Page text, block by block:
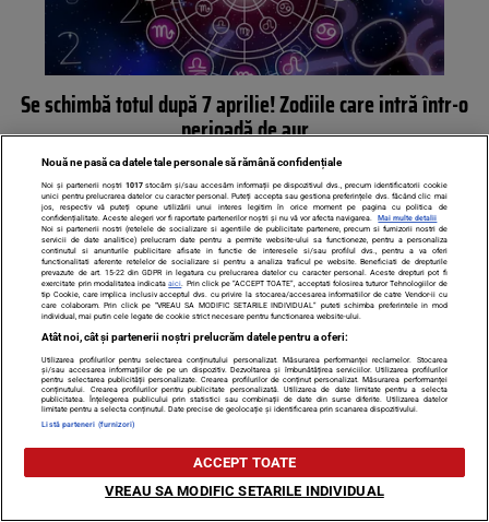
Se schimbă totul după 7 aprilie! Zodiile care intră într-o
perioadă de aur
Cartea de Tarot de azi, 3 aprilie 2026. Cartea Soarelui, cel
mai puternic semn. Ce înseamnă pentru tine?
Nouă ne pasă ca datele tale personale să rămână confidențiale
Noi și partenerii noștri 1017stocăm și/sau accesăm informații pe dispozitivul dvs., precum identificatorii cookie
unici pentru prelucrarea datelor cu caracter personal. Puteți accepta sau gestiona preferințele dvs. făcând clic mai
jos, respectiv vă puteți opune utilizării unui interes legitim în orice moment pe pagina cu politica de
confidențialitate. Aceste alegeri vor fi raportate partenerilor noștri și nu vă vor afecta navigarea.
Mai multe detalii
Noi si partenerii nostri (retelele de socializare si agentiile de publicitate partenere, precum si furnizorii nostri de
servicii de date analitice) prelucram date pentru a permite website-ului sa functioneze, pentru a personaliza
continutul si anunturile publicitare afisate in functie de interesele si/sau profilul dvs., pentru a va oferi
functionalitati aferente retelelor de socializare si pentru a analiza traficul pe website. Beneficiati de drepturile
prevazute de art. 15-22 din GDPR in legatura cu prelucrarea datelor cu caracter personal. Aceste drepturi pot fi
exercitate prin modalitatea indicataaici . Prin click pe “ACCEPT TOATE”, acceptati folosirea tuturor Tehnologiilor de
tip Cookie, care implica inclusiv acceptul dvs. cu privire la stocarea/accesarea informatiilor de catre Vendor-ii cu
care colaboram. Prin click pe “VREAU SA MODIFIC SETARILE INDIVIDUAL” puteti schimba preferintele in mod
individual, mai putin cele legate de cookie strict necesare pentru functionarea website-ului.
Atât noi, cât și partenerii noștri prelucrăm datele pentru a oferi:
Utilizarea profilurilor pentru selectarea conținutului personalizat. Măsurarea performanței reclamelor. Stocarea
și/sau accesarea informațiilor de pe un dispozitiv. Dezvoltarea și îmbunătățirea serviciilor. Utilizarea profilurilor
pentru selectarea publicității personalizate. Crearea profilurilor de conținut personalizat. Măsurarea performanței
conținutului. Crearea profilurilor pentru publicitate personalizată. Utilizarea de date limitate pentru a selecta
publicitatea. Înțelegerea publicului prin statistici sau combinații de date din surse diferite. Utilizarea datelor
limitate pentru a selecta conținutul. Date precise de geolocație și identificarea prin scanarea dispozitivului.
Listă parteneri (furnizori)
ACCEPT TOATE
VREAU SA MODIFIC SETARILE INDIVIDUAL